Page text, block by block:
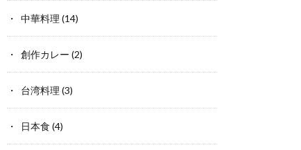
中華料理 (14)
創作カレー (2)
台湾料理 (3)
日本食 (4)